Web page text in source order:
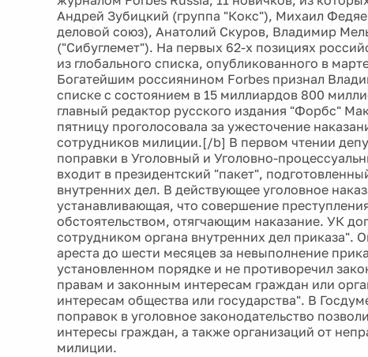
Андрей Зубицкий (группа "Кокс"), Михаил
деловой союз), Анатолий Скуров, Владимир
("Сибуглемет"). На первых 62-х позициях
из глобального списка, опубликованного в
Богатейшим россиянином Forbes признал
списке с состоянием в 15 миллиардов 800
главный редактор русского издания "Форбс"
пятницу проголосовала за ужесточение
сотрудников милиции.[/b] В первом чтении
поправки в Уголовный и Уголовно-
входит в президентский "пакет",
внутренних дел. В действующее уголовное
устанавливающая, что совершение
обстоятельством, отягчающим наказание. УК
сотрудником органа внутренних дел приказа".
ареста до шести месяцев за невыполнение
установленном порядке и не противоречил
правам и законным интересам граждан или
интересам общества или государства". В
поправок в уголовное законодательство
интересы граждан, а также организаций от
милиции.